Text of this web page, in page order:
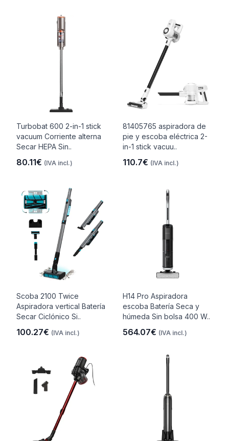
Turbobat 600 2-in-1 stick
vacuum Corriente alterna
Secar HEPA Sin..
80.11€ (IVA incl.)
81405765 aspiradora de
pie y escoba eléctrica 2-
in-1 stick vacuu..
110.7€ (IVA incl.)
Scoba 2100 Twice
Aspiradora vertical Batería
Secar Ciclónico Si..
100.27€ (IVA incl.)
H14 Pro Aspiradora
escoba Batería Seca y
húmeda Sin bolsa 400 W..
564.07€ (IVA incl.)